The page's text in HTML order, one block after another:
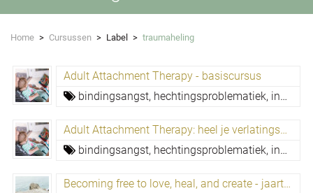
Home > Cursussen > Label > traumaheling
Adult Attachment Therapy - basiscursus
bindingsangst, hechtingsproblematiek, innerlijke kind,
Adult Attachment Therapy: heel je verlatingsangst
bindingsangst, hechtingsproblematiek, innerlijke kind,
Becoming free to love, heal, and create - jaartraining